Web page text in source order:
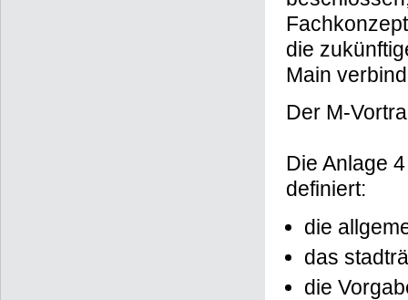
die
Main
Der M-
Die Anlage
definiert:
die
das
die